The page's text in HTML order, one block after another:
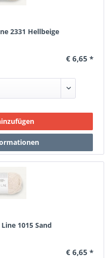
2331 Hellbeige
€ 6,65 *
1015 Sand
€ 6,65 *